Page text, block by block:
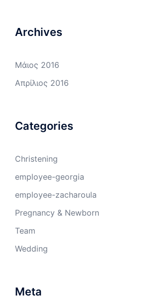
Archives
Μάιος 2016
Απρίλιος 2016
Categories
Christening
employee-georgia
employee-zacharoula
Pregnancy & Newborn
Team
Wedding
Meta